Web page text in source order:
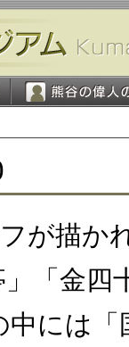
が描か
「金四
には「